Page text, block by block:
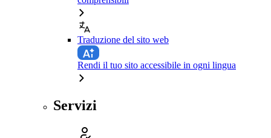
Traduzione del sito web
Rendi il tuo sito accessibile in ogni lingua
Servizi